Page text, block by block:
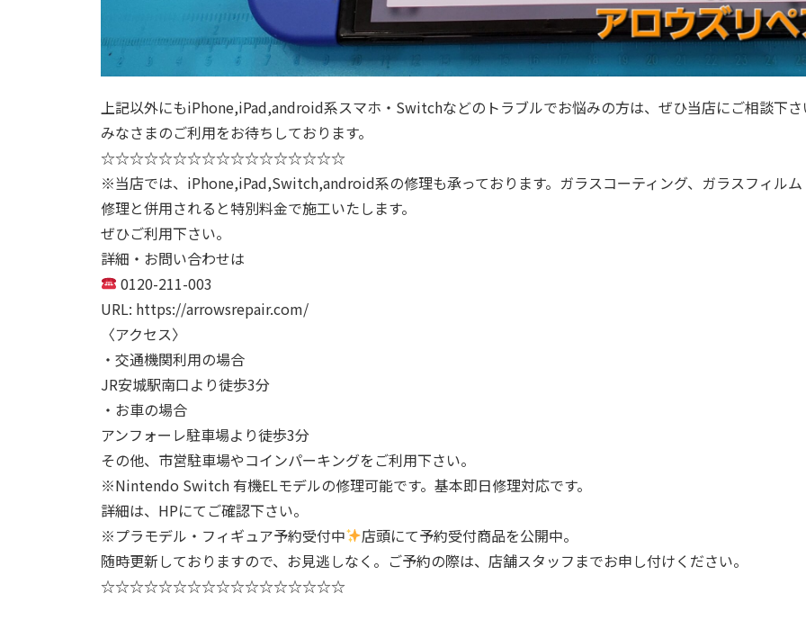
上記以外にもiPhone,iPad,android系スマホ・Switchなどのトラブルでお悩みの方は、ぜひ当店にご相談下
みなさまのご利用をお待ちしております。
☆☆☆☆☆☆☆☆☆☆☆☆☆☆☆☆☆
※当店では、iPhone,iPad,Switch,android系の修理も承っております。ガラスコーティング、ガラスフィル
修理と併用されると特別料金で施工いたします。
ぜひご利用下さい。
詳細・お問い合わせは
0120-211-003
URL: https://arrowsrepair.com/
〈アクセス〉
・交通機関利用の場合
JR安城駅南口より徒歩3分
・お車の場合
アンフォーレ駐車場より徒歩3分
その他、市営駐車場やコインパーキングをご利用下さい。
※Nintendo Switch 有機ELモデルの修理可能です。基本即日修理対応です。
詳細は、HPにてご確認下さい。
※プラモデル・フィギュア予約受付中
店頭にて予約受付商品を公開中。
随時更新しておりますので、お見逃しなく。ご予約の際は、店舗スタッフまでお申し付けください。
☆☆☆☆☆☆☆☆☆☆☆☆☆☆☆☆☆